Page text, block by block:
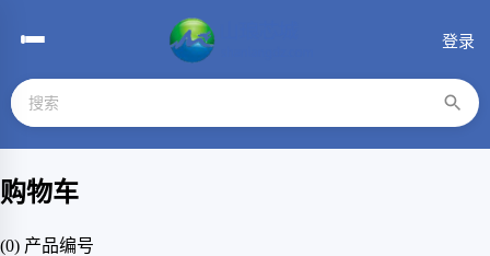
登录
购物车
(0) 产品编号